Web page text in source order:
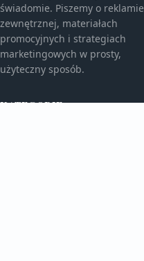
świadomie. Piszemy o reklamie
zewnętrznej, materiałach
promocyjnych i strategiach
marketingowych w prosty,
użyteczny sposób.
KATEGORIE